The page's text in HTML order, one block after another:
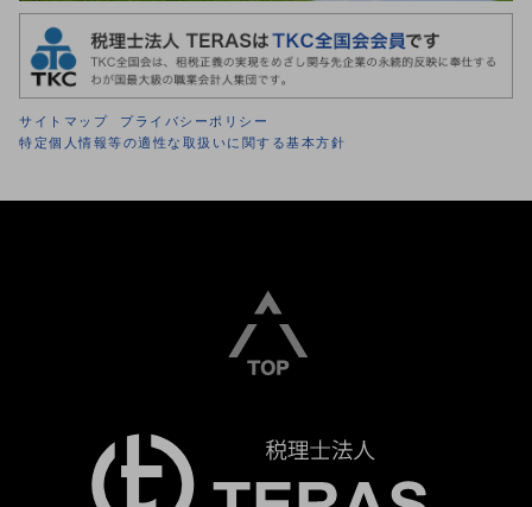
サイトマップ
プライバシーポリシー
特定個人情報等の適性な取扱いに関する基本方針